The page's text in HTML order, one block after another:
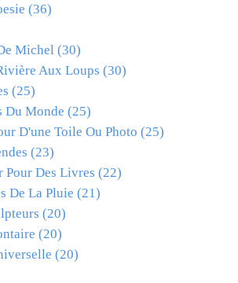
(36)
Michel (30)
Aux Loups (30)
(25)
Du Monde (25)
D'une Toile Ou Photo (25)
(23)
Pour Des Livres (22)
De La Pluie (21)
(20)
(20)
(20)